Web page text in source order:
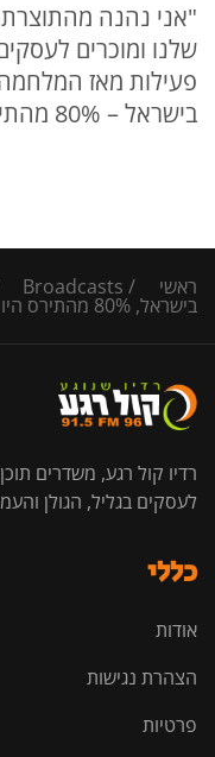
"אני נהנה
שלנו ומוכרים
פעילות מאז
בישראל – 80% מהתירס היה חום עקב הבצורת.”
ראשי /
Broadcasts
בישראל, 80% מהתירס היו חומים עקב הבצורת"
רדיו קול רגע, משדרים
לעסקים בגליל, הגולן
כללי
אודות
הצהרת נגישות
פרטיות